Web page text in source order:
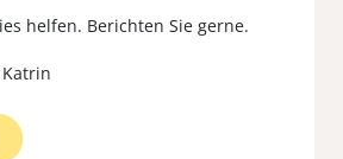
helfen. Berichten Sie gerne.